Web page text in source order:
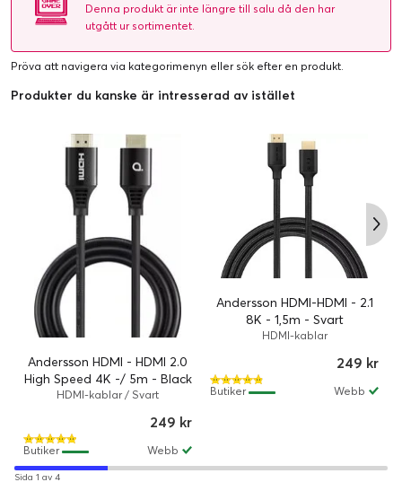
Denna produkt är inte längre till salu då den har
utgått ur sortimentet.
Pröva att navigera via kategorimenyn eller sök efter en produkt.
Produkter du kanske är intresserad av istället
Andersson HDMI - HDMI 2.0
High Speed 4K -/ 5m - Black
HDMI-kablar / Svart
249 kr
Webb
Butiker
Andersson HDMI-HDMI - 2.1
8K - 1,5m - Svart
HDMI-kablar
249 kr
Webb
Butiker
Sida 1 av 4